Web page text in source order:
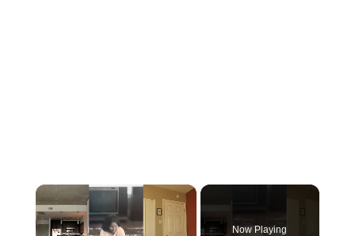
×
Now Playing